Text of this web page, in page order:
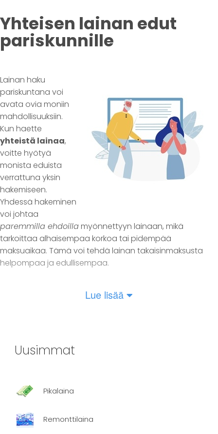
Yhteisen lainan edut
pariskunnille
Lainan haku
pariskuntana voi
avata ovia moniin
mahdollisuuksiin.
Kun haette
yhteistä lainaa,
voitte hyötyä
monista eduista
verrattuna yksin
hakemiseen.
Yhdessä hakeminen
voi johtaa
paremmilla ehdoillamyönnettyyn lainaan, mikä
tarkoittaa alhaisempaa korkoa tai pidempää
maksuaikaa. Tämä voi tehdä lainan takaisinmaksusta
helpompaa ja edullisempaa.
Pariskuntana voitte myös harkita joustoluottoa
euron lainan, joka voi olla tarpeen isompiin hankintoihin
Suuremman lainasumman
Lue lisää
Uusimmat
Pikalaina
Remonttilaina